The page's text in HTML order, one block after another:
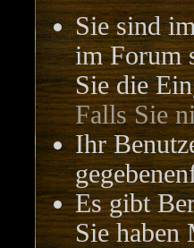
Sie sind
im Forum
Sie die
Falls Sie
Ihr
Es gibt
Sie haben